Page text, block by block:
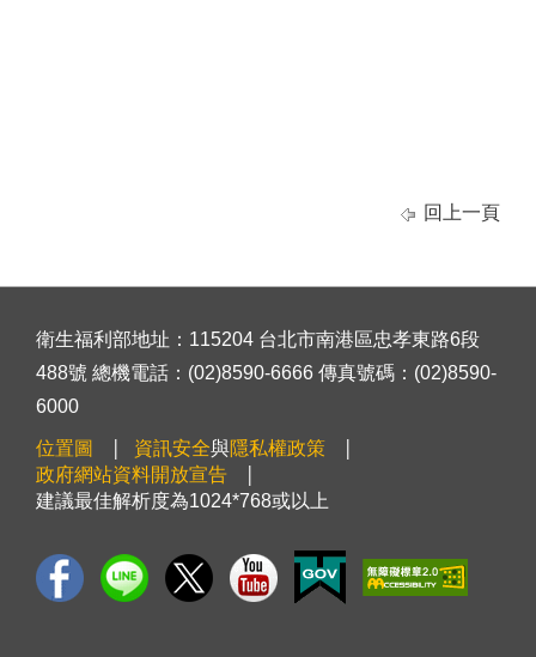
回上一頁
衛生福利部地址：115204 台北市南港區忠孝東路6段
488號 總機電話：(02)8590-6666 傳真號碼：(02)8590-
6000
位置圖 資訊安全與隱私權政策
政府網站資料開放宣告
建議最佳解析度為1024*768或以上